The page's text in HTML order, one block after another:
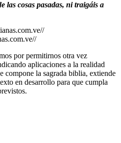
las cosas pasadas, ni traigáis a
por permitirnos otra vez
aplicaciones a la realidad
compone la sagrada biblia, extiende
en desarrollo para que cumpla